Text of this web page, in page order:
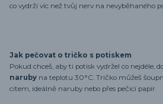
co vydrží víc než tvůj nerv na nevyběhaného
Jak pečovat o tričko s potiskem
Pokud chceš, aby ti potisk vydržel co nejdéle,
naruby na teplotu 30°C. Tričko můžeš
citem, ideálně naruby nebo přes pečicí papír.